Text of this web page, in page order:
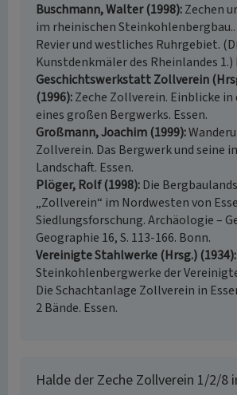
Buschmann, Walter (1998) Zechen
im rheinischen
Revier und westliches Ruhrgebiet.
Kunstdenkmäler des Rheinlandes 1.)
Geschichtswerkstatt Zollverein
(1996) Zeche Zollverein. Einblicke in
eines großen Bergwerks. Essen.
Großmann, Joachim (1999)
Zollverein. Das Bergwerk und seine
Landschaft. Essen.
Plöger, Rolf (1998) Die
„Zollverein“ im Nordwesten von
Siedlungsforschung. Archäologie –
Geographie 16, S. 113-166. Bonn.
Vereinigte Stahlwerke (Hrsg.) (1934)
Steinkohlenbergwerke der
Die Schachtanlage Zollverein in
2 Bände. Essen.
Halde der Zeche Zollverein 1/2/8